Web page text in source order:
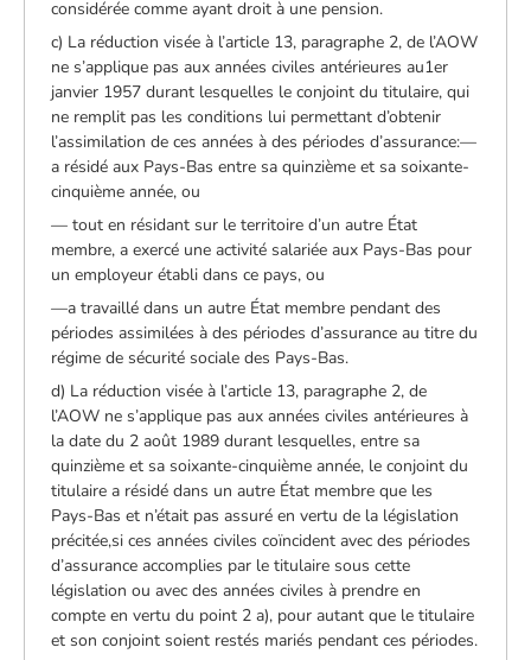
considérée comme ayant droit à une pension.
c) La réduction visée à l’article 13, paragraphe 2, de l’AOW
ne s’applique pas aux années civiles antérieures au1er
janvier 1957 durant lesquelles le conjoint du titulaire, qui
ne remplit pas les conditions lui permettant d’obtenir
l’assimilation de ces années à des périodes d’assurance:—
a résidé aux Pays-Bas entre sa quinzième et sa soixante-
cinquième année, ou
— tout en résidant sur le territoire d’un autre État
membre, a exercé une activité salariée aux Pays-Bas pour
un employeur établi dans ce pays, ou
—a travaillé dans un autre État membre pendant des
périodes assimilées à des périodes d’assurance au titre du
régime de sécurité sociale des Pays-Bas.
d) La réduction visée à l’article 13, paragraphe 2, de
l’AOW ne s’applique pas aux années civiles antérieures à
la date du 2 août 1989 durant lesquelles, entre sa
quinzième et sa soixante-cinquième année, le conjoint du
titulaire a résidé dans un autre État membre que les
Pays-Bas et n’était pas assuré en vertu de la législation
précitée,si ces années civiles coïncident avec des périodes
d’assurance accomplies par le titulaire sous cette
législation ou avec des années civiles à prendre en
compte en vertu du point 2 a), pour autant que le titulaire
et son conjoint soient restés mariés pendant ces périodes.